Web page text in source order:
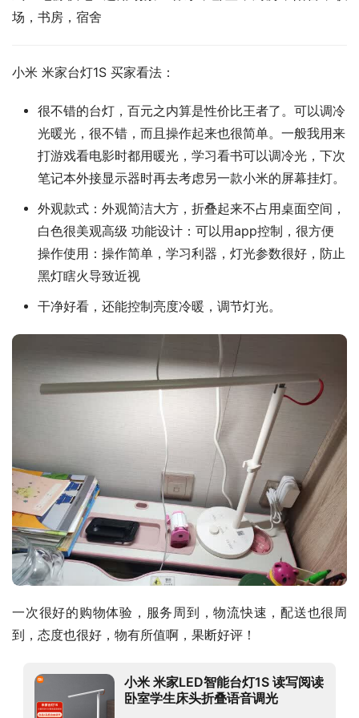
场，书房，宿舍
小米 米家台灯1S 买家看法：
很不错的台灯，百元之内算是性价比王者了。可以调冷
光暖光，很不错，而且操作起来也很简单。一般我用来
打游戏看电影时都用暖光，学习看书可以调冷光，下次
笔记本外接显示器时再去考虑另一款小米的屏幕挂灯。
外观款式：外观简洁大方，折叠起来不占用桌面空间，
白色很美观高级 功能设计：可以用app控制，很方便
操作使用：操作简单，学习利器，灯光参数很好，防止
黑灯瞎火导致近视
干净好看，还能控制亮度冷暖，调节灯光。
一次很好的购物体验，服务周到，物流快速，配送也很周
到，态度也很好，物有所值啊，果断好评！
小米 米家LED智能台灯1S 读写阅读
卧室学生床头折叠语音调光